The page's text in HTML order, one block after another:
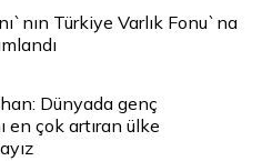
Türkiye Varlık Fonu`na
Dünyada genç
en çok artıran ülke